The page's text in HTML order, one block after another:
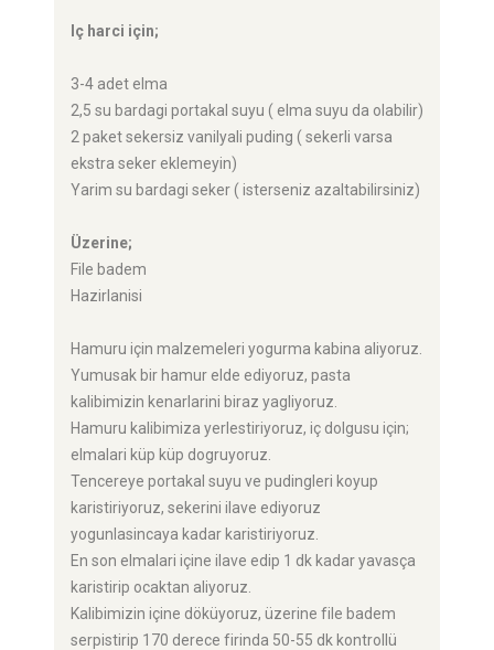
Iç harci için;
3-4 adet elma
2,5 su bardagi portakal suyu ( elma suyu da olabilir)
2 paket sekersiz vanilyali puding ( sekerli varsa
ekstra seker eklemeyin)
Yarim su bardagi seker ( isterseniz azaltabilirsiniz)
Üzerine;
File badem
Hazirlanisi
Hamuru için malzemeleri yogurma kabina aliyoruz.
Yumusak bir hamur elde ediyoruz, pasta
kalibimizin kenarlarini biraz yagliyoruz.
Hamuru kalibimiza yerlestiriyoruz, iç dolgusu için;
elmalari küp küp dogruyoruz.
Tencereye portakal suyu ve pudingleri koyup
karistiriyoruz, sekerini ilave ediyoruz
yogunlasincaya kadar karistiriyoruz.
En son elmalari içine ilave edip 1 dk kadar yavasça
karistirip ocaktan aliyoruz.
Kalibimizin içine döküyoruz, üzerine file badem
serpistirip 170 derece firinda 50-55 dk kontrollü